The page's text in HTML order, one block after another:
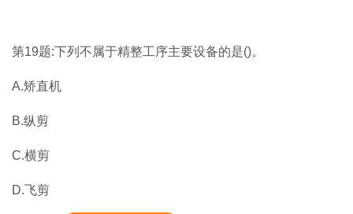
第19题:下列不属于精整工序主要设备的是()。
A.矫直机
B.纵剪
C.横剪
D.飞剪